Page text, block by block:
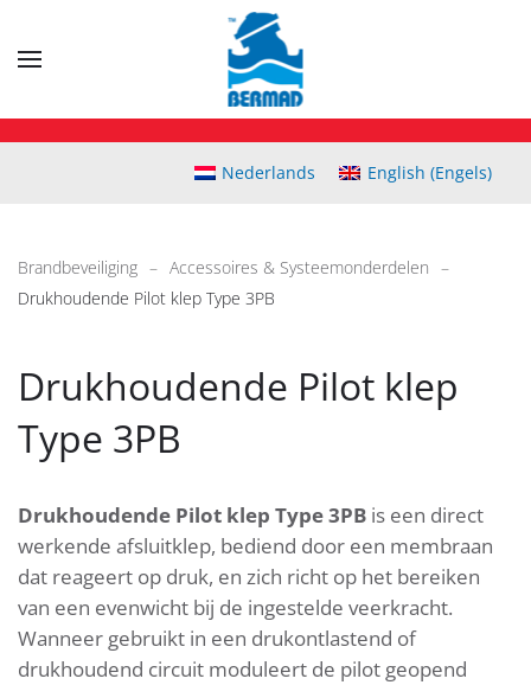
main
content
Nederlands English (Engels)
Brandbeveiliging
Accessoires & Systeemonderdelen
Drukhoudende Pilot klep Type 3PB
Drukhoudende Pilot klep
Type 3PB
Drukhoudende Pilot klep Type 3PB is een direct
werkende afsluitklep, bediend door een membraan
dat reageert op druk, en zich richt op het bereiken
van een evenwicht bij de ingestelde veerkracht.
Wanneer gebruikt in een drukontlastend of
drukhoudend circuit moduleert de pilot geopend